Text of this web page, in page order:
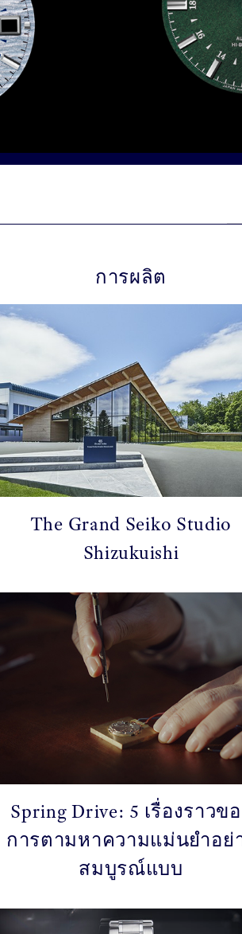
การผลิต
The Grand Seiko Studio
Shizukuishi
Spring Drive: 5 เรื่องราวข
การตามหาความแม่นยำอย่
สมบูรณ์แบบ